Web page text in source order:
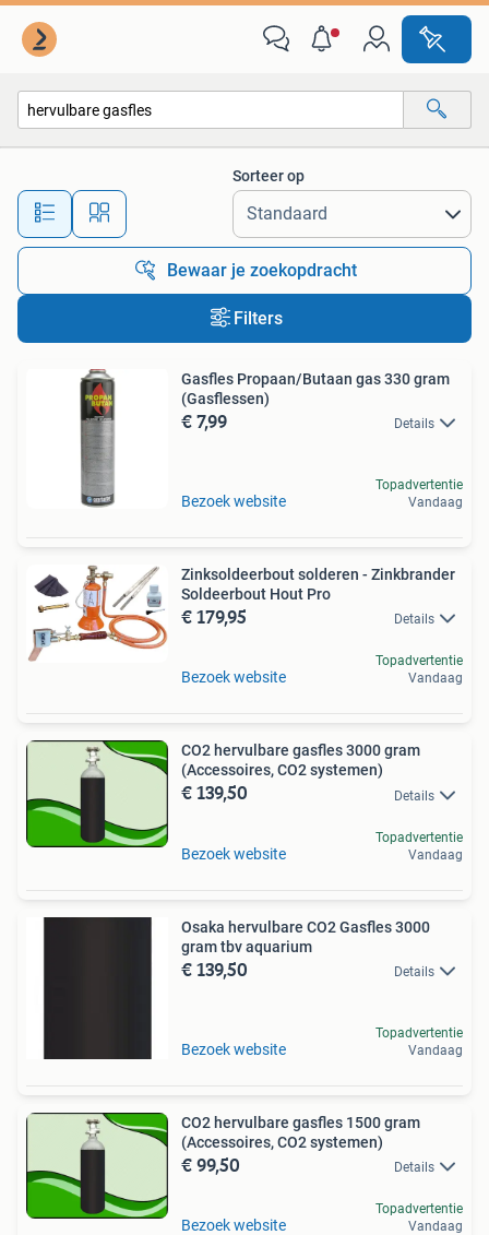
Alle afstanden…
Sorteer op
Bewaar je zoekopdracht
Filters
Gasfles Propaan/Butaan gas 330 gram
(Gasflessen)
€ 7,99 Details
Bezoek website
Topadvertentie
Vandaag
Zinksoldeerbout solderen - Zinkbrander
Soldeerbout Hout Pro
€ 179,95 Details
Bezoek website
Topadvertentie
Vandaag
CO2 hervulbare gasfles 3000 gram
(Accessoires, CO2 systemen)
€ 139,50 Details
Bezoek website
Topadvertentie
Vandaag
Osaka hervulbare CO2 Gasfles 3000
gram tbv aquarium
€ 139,50 Details
Bezoek website
Topadvertentie
Vandaag
CO2 hervulbare gasfles 1500 gram
(Accessoires, CO2 systemen)
€ 99,50 Details
Bezoek website
Topadvertentie
Vandaag